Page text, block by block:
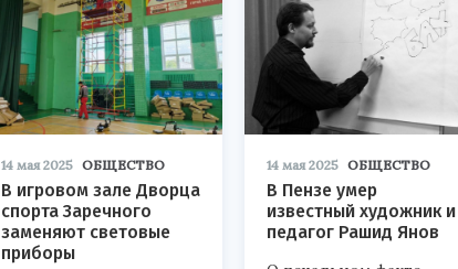
14 мая 2025 ОБЩЕСТВО
В игровом зале Дворца
спорта Заречного
заменяют световые
приборы
14 мая 2025 ОБЩЕСТВО
В Пензе умер
известный художник и
педагог Рашид Янов